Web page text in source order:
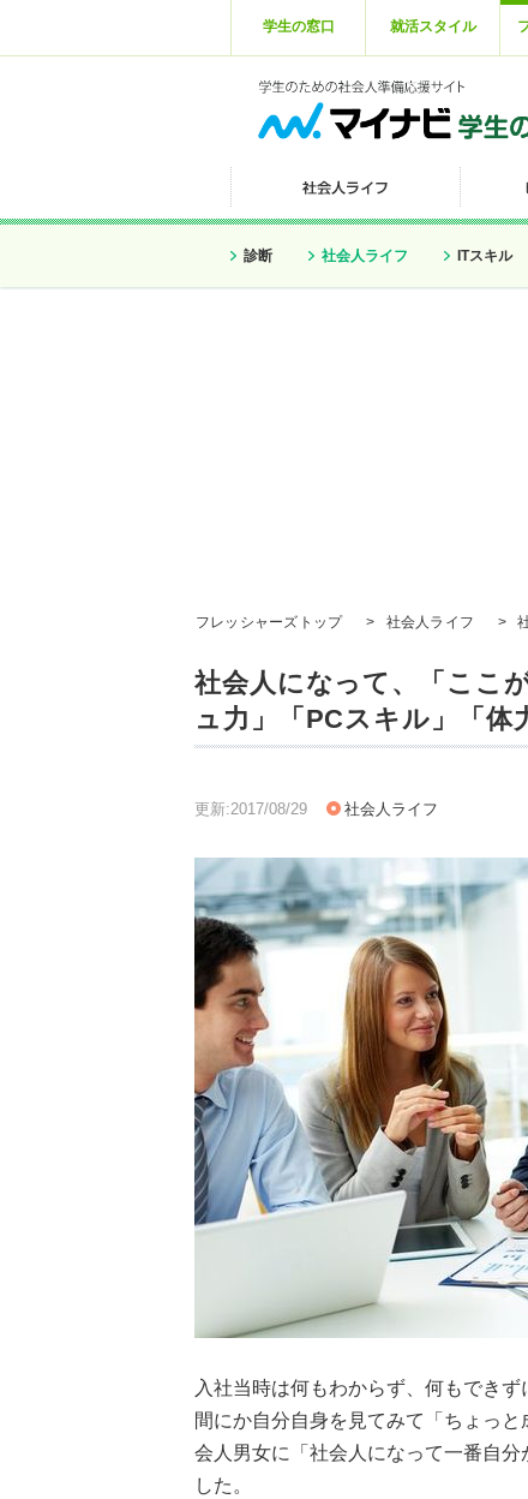
学生の窓口 就活スタイル
診断 社会人ライフ ITスキル
フレッシャーズトップ > 社会人ライフ >
社会人になって、「ここ
ュ力」「PCスキル」「体
更新:2017/08/29 社会人ライフ
入社当時は何もわからず、何もでき
間にか自分自身を見てみて「ちょっ
会人男女に「社会人になって一番自
した。